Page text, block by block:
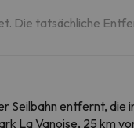
Die tatsächliche
Seilbahn entfernt, die
La Vanoise, 25 km